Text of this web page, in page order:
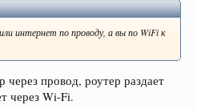
интернет по проводу, а вы по WiFi к
через провод, роутер раздает
через Wi-Fi.